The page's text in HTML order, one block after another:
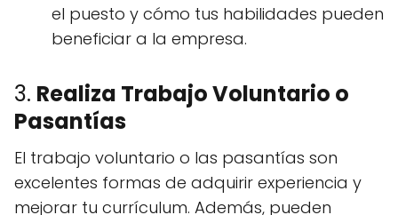
el puesto y cómo tus habilidades pueden
beneficiar a la empresa.
3. Realiza Trabajo Voluntario o
Pasantías
El trabajo voluntario o las pasantías son
excelentes formas de adquirir experiencia y
mejorar tu currículum. Además, pueden